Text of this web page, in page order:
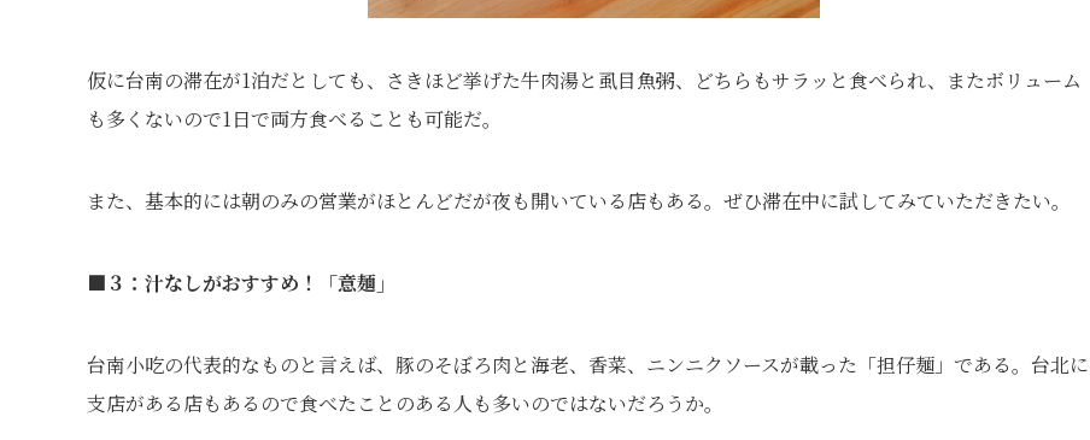
仮に台南の滞在が1泊だとしても、さきほど挙げた牛肉湯と虱目魚粥、どちらもサラッと食べられ、またボリューム
も多くないので1日で両方食べることも可能だ。
また、基本的には朝のみの営業がほとんどだが夜も開いている店もある。ぜひ滞在中に試してみていただきたい。
■３：汁なしがおすすめ！「意麺」
台南小吃の代表的なものと言えば、豚のそぼろ肉と海老、香菜、ニンニクソースが載った「担仔麺」である。台北に
支店がある店もあるので食べたことのある人も多いのではないだろうか。